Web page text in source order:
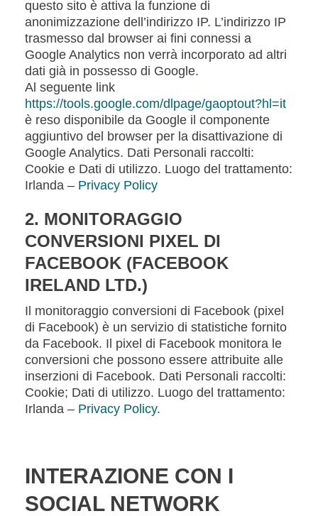
questo sito è attiva la funzione di
anonimizzazione dell’indirizzo IP. L’indirizzo IP
trasmesso dal browser ai fini connessi a
Google Analytics non verrà incorporato ad altri
dati già in possesso di Google.
Al seguente link
https://tools.google.com/dlpage/gaoptout?hl=it
è reso disponibile da Google il componente
aggiuntivo del browser per la disattivazione di
Google Analytics. Dati Personali raccolti:
Cookie e Dati di utilizzo. Luogo del trattamento:
Irlanda – Privacy Policy
2. MONITORAGGIO
CONVERSIONI PIXEL DI
FACEBOOK (FACEBOOK
IRELAND LTD.)
Il monitoraggio conversioni di Facebook (pixel
di Facebook) è un servizio di statistiche fornito
da Facebook. Il pixel di Facebook monitora le
conversioni che possono essere attribuite alle
inserzioni di Facebook. Dati Personali raccolti:
Cookie; Dati di utilizzo. Luogo del trattamento:
Irlanda – Privacy Policy.
INTERAZIONE CON I
SOCIAL NETWORK